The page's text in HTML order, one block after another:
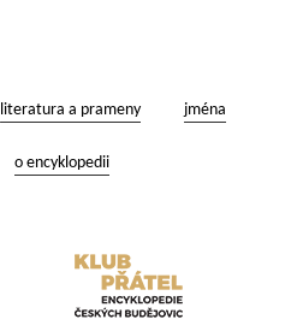
literatura a prameny jména
o encyklopedii